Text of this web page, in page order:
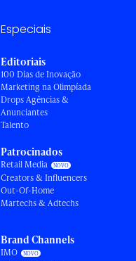
Especiais
Editoriais
100 Dias de Inovação
Marketing na Olimpíada
Drops Agências &
Anunciantes
Talento
Patrocinados
Retail Media
Creators & Influencers
Out-Of-Home
Martechs & Adtechs
Brand Channels
IMO